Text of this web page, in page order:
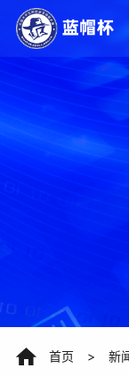
首页 > 新